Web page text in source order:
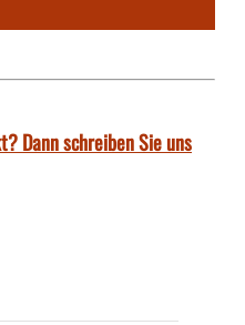
Dann schreiben Sie uns